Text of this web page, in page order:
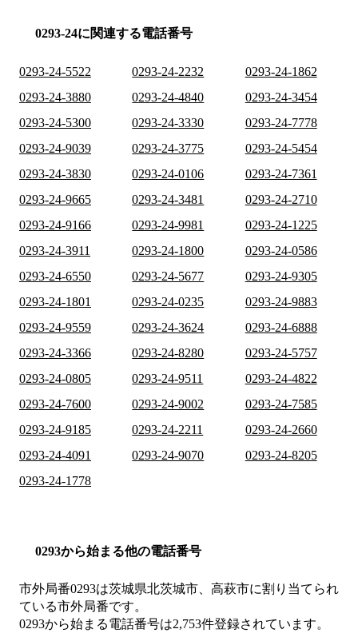
0293-24に関連する電話番号
0293-24-5522 0293-24-2232
0293-24-1862
0293-24-3880
0293-24-4840
0293-24-3454
0293-24-5300
0293-24-3330
0293-24-7778
0293-24-9039
0293-24-3775
0293-24-5454
0293-24-3830
0293-24-0106
0293-24-7361
0293-24-9665
0293-24-3481
0293-24-2710
0293-24-9166
0293-24-9981
0293-24-1225
0293-24-3911
0293-24-1800
0293-24-0586
0293-24-6550
0293-24-5677
0293-24-9305
0293-24-1801
0293-24-0235
0293-24-9883
0293-24-9559
0293-24-3624
0293-24-6888
0293-24-3366
0293-24-8280
0293-24-5757
0293-24-0805
0293-24-9511
0293-24-4822
0293-24-7600
0293-24-9002
0293-24-7585
0293-24-9185
0293-24-2211
0293-24-2660
0293-24-4091
0293-24-9070
0293-24-8205
0293-24-1778
0293から始まる他の電話番号
市外局番0293は茨城県北茨城市、高萩市に割り当てられ
ている市外局番です。
0293から始まる電話番号は2,753件登録されています。